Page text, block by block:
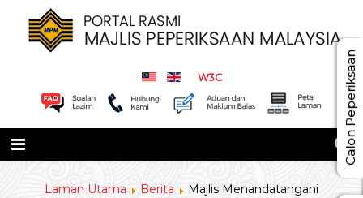
W3C
Laman Utama Berita
Majlis Menandatangani
Calon Peperiksaan